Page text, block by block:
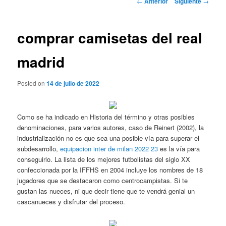
comprar camisetas del real
madrid
Posted on14 de julio de 2022
Como se ha indicado en Historia del término y otras posibles
denominaciones, para varios autores, caso de Reinert (2002), la
industrialización no es que sea una posible vía para superar el
subdesarrollo,equipacion inter de milan 2022 23 es la vía para
conseguirlo. La lista de los mejores futbolistas del siglo XX
confeccionada por la IFFHS en 2004 incluye los nombres de 18
jugadores que se destacaron como centrocampistas. Si te
gustan las nueces, ni que decir tiene que te vendrá genial un
cascanueces y disfrutar del proceso.